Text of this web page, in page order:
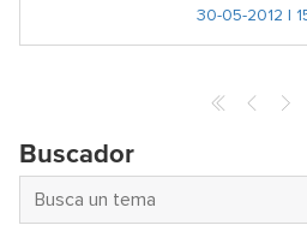
30-05-2012 |
Buscador